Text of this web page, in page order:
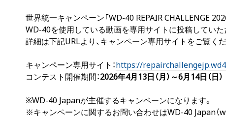
世界統一キャンペーン「WD-40 REPAIR CHALLENGE
WD-40を使用している動画を専用サイトに投稿してい
詳細は下記URLより、キャンペーン専用サイトをご覧くだ
キャンペーン専用サイト：https://
コンテスト開催期間：2026年4月13日（月）～6月14日（日）
※WD-40 Japanが主催するキャンペーンになります。
※キャンペーンに関するお問い合わせはWD-40 Japan（